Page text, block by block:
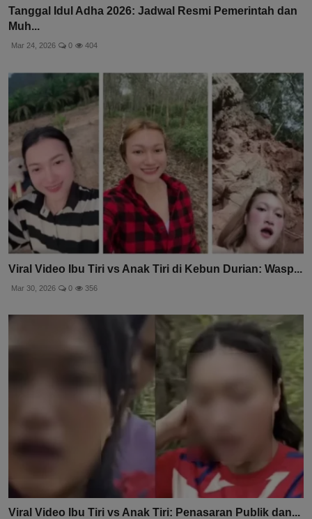
Tanggal Idul Adha 2026: Jadwal Resmi Pemerintah dan
Muh...
Mar 24, 2026 0 404
Viral Video Ibu Tiri vs Anak Tiri di Kebun Durian: Wasp...
Mar 30, 2026 0 356
Viral Video Ibu Tiri vs Anak Tiri: Penasaran Publik dan...